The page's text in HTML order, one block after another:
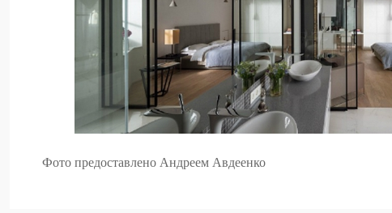
Фото предоставлено Андреем Авдеенко